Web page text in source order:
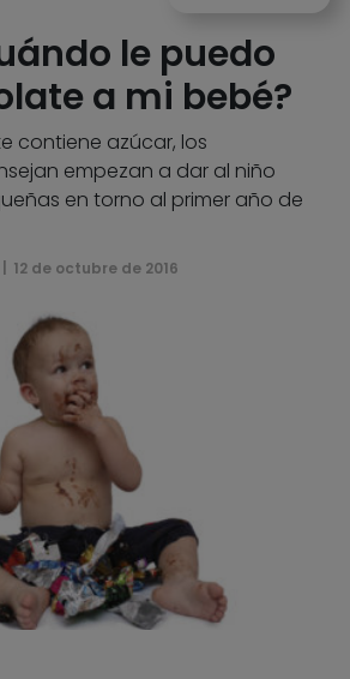
le puedo
a mi bebé?
contiene azúcar, los
empezan a dar al niño
en torno al primer año de
12 de octubre de 2016